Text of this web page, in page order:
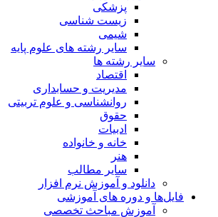
پزشکی
زیست شناسی
شیمی
سایر رشته های علوم پایه
سایر رشته ها
اقتصاد
مدیریت و حسابداری
روانشناسی و علوم تربیتی
حقوق
ادبیات
خانه و خانواده
هنر
سایر مطالب
دانلود و آموزش نرم افزار
فایل‌ها و دوره های آموزشی
آموزش مباحث تخصصی